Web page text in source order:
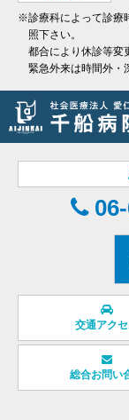
※診療科によって診療
照下さい。
都合により休診等変
緊急外来は時間外・
06-
交通アク
総合お問い